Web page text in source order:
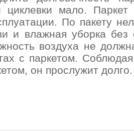
циклевки мало.
По пакету
и влажная уборка без
воздуха не
с паркетом.
он прослужит долго.